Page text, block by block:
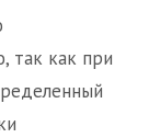
так как при